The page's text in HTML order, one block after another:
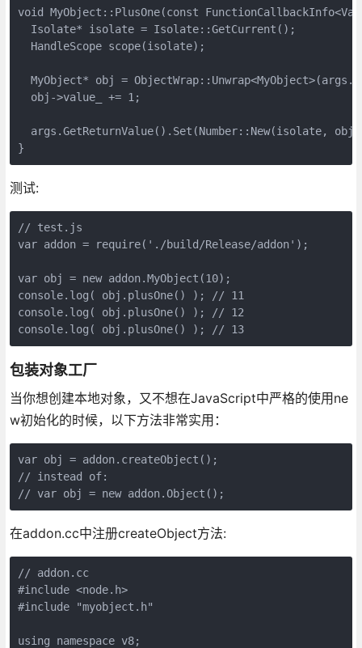
void MyObject::PlusOne(const
  Isolate* isolate = Isolate::GetCurrent();
  HandleScope scope(isolate);
MyObject* obj =
  obj->value_ += 1;
args.GetReturnValue().Set(Number::New(isolate,
}
测试:
// test.js
var addon = require('./build/Release/addon');
var obj = new addon.MyObject(10);
console.log( obj.plusOne() ); // 11
console.log( obj.plusOne() ); // 12
console.log( obj.plusOne() ); // 13
包装对象工厂
当你想创建本地对象，又不想在JavaScript中严格的使用ne
w初始化的时候，以下方法非常实用：
var obj = addon.createObject();
// instead of:
// var obj = new addon.Object();
在addon.cc中注册createObject方法:
// addon.cc
#include <node.h>
#include "myobject.h"
using namespace v8;